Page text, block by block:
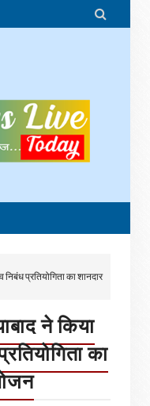

निबंध प्रतियोगिता का शानदार
ने किया
का